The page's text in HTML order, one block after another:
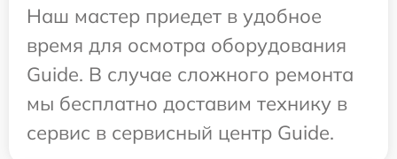
Наш мастер приедет в удобное
время для осмотра оборудования
Guide. В случае сложного ремонта
мы бесплатно доставим технику в
сервис в сервисный центр Guide.